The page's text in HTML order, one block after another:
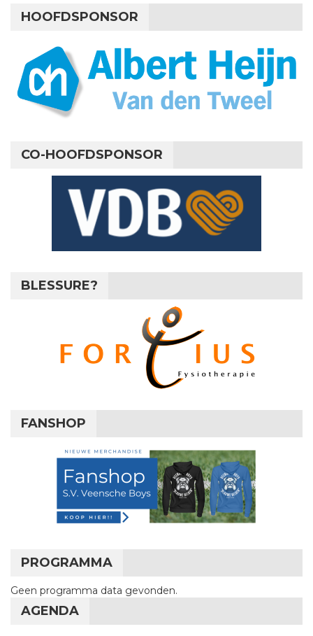
HOOFDSPONSOR
CO-HOOFDSPONSOR
BLESSURE?
FANSHOP
PROGRAMMA
Geen programma data gevonden.
AGENDA